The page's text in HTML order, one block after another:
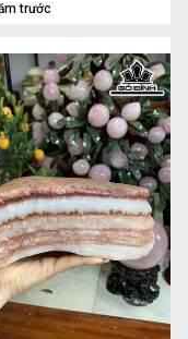
trước